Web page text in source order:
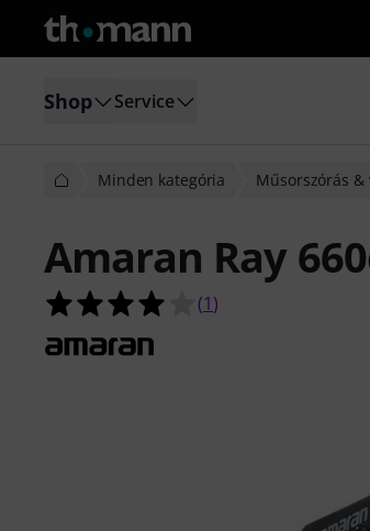
Shop Service
Minden kategória Műsorszórás &
Amaran Ray
4.0/5 csillag,
(1)